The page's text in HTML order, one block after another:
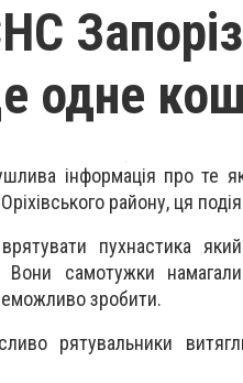
одне
інформація про те
району, ця
пухнастика
самотужки
зробити.
рятувальники